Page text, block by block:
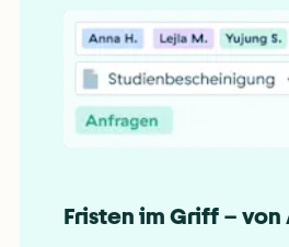
Fristen im Griff – von